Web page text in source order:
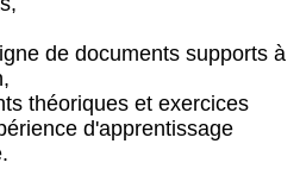
de documents supports à
théoriques et exercices
d'apprentissage